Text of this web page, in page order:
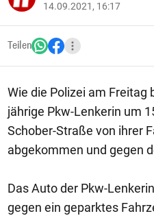
14.09.2021, 16:17
Teilen
Wie die Polizei am Freitag
jährige Pkw-Lenkerin um
Schober-Straße von ihrer
abgekommen und gegen
Das Auto der Pkw-
gegen ein geparktes